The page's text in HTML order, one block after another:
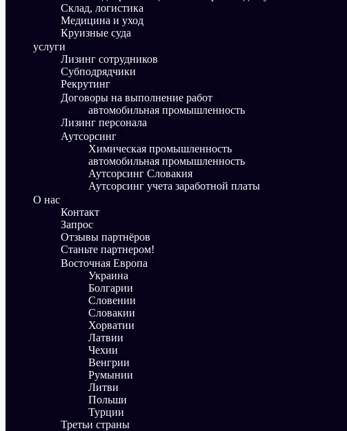
Склад, логистика
Медицина и уход
Круизные суда
услуги
Лизинг сотрудников
Субподрядчики
Рекрутинг
Договоры на выполнение работ
автомобильная промышленность
Лизинг персонала
Аутсорсинг
Химическая промышленность
автомобильная промышленность
Аутсорсинг Словакия
Аутсорсинг учета заработной платы
О нас
Контакт
Запрос
Отзывы партнёров
Станьте партнером!
Восточная Европа
Украина
Болгарии
Словении
Словакии
Хорватии
Латвии
Чехии
Венгрии
Румынии
Литви
Польши
Турции
Третьи страны